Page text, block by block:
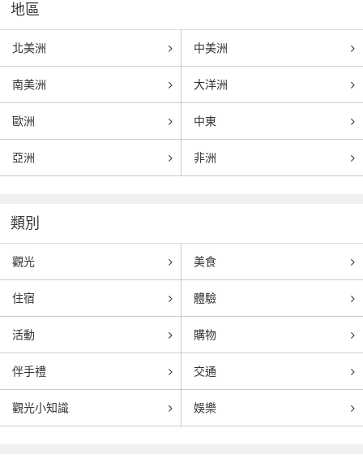
地區
北美洲 中美洲
南美洲 大洋洲
歐洲 中東
亞洲 非洲
類別
觀光 美食
住宿 體驗
活動 購物
伴手禮 交通
觀光小知識 娛樂